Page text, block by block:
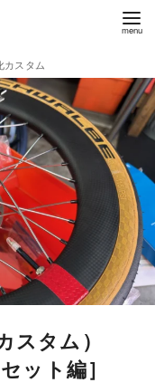
カスタム
スタム）
ット編］